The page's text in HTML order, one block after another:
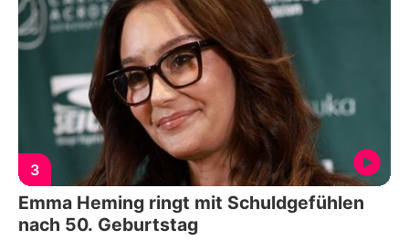
3
Emma Heming ringt mit Schuldgefühlen
nach 50. Geburtstag